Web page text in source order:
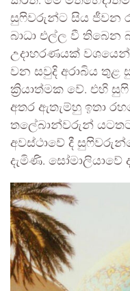
සුෆිවරුන්ට සිය ජීවන
බාධා එල්ල වී තිබෙන
උදාහරණයක් වශයෙන්
වන සවුදි අරාබිය තුළ
ක්‍රියාත්මක වේ. එහි
අතර ඇතැම්හු ඉතා
තලේබාන්වරුන්
අවස්ථාවේ දී
දැමිණි. සෝමාලියාවේ